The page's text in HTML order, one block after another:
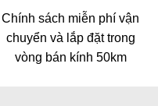
Chính sách miễn phí vận
chuyển và lắp đặt trong
vòng bán kính 50km